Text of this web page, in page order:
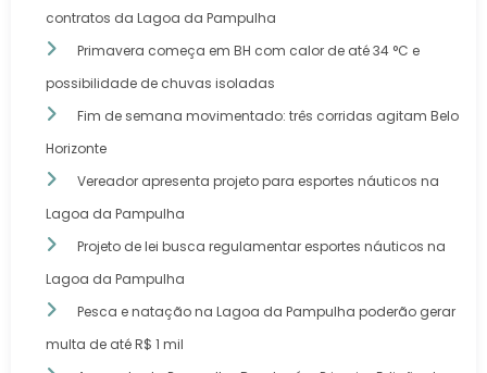
contratos da Lagoa da Pampulha
Primavera começa em BH com calor de até 34 °C e
possibilidade de chuvas isoladas
Fim de semana movimentado: três corridas agitam Belo
Horizonte
Vereador apresenta projeto para esportes náuticos na
Lagoa da Pampulha
Projeto de lei busca regulamentar esportes náuticos na
Lagoa da Pampulha
Pesca e natação na Lagoa da Pampulha poderão gerar
multa de até R$ 1 mil